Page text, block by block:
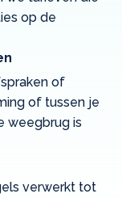
op de
of
of tussen je
weegbrug is
verwerkt tot